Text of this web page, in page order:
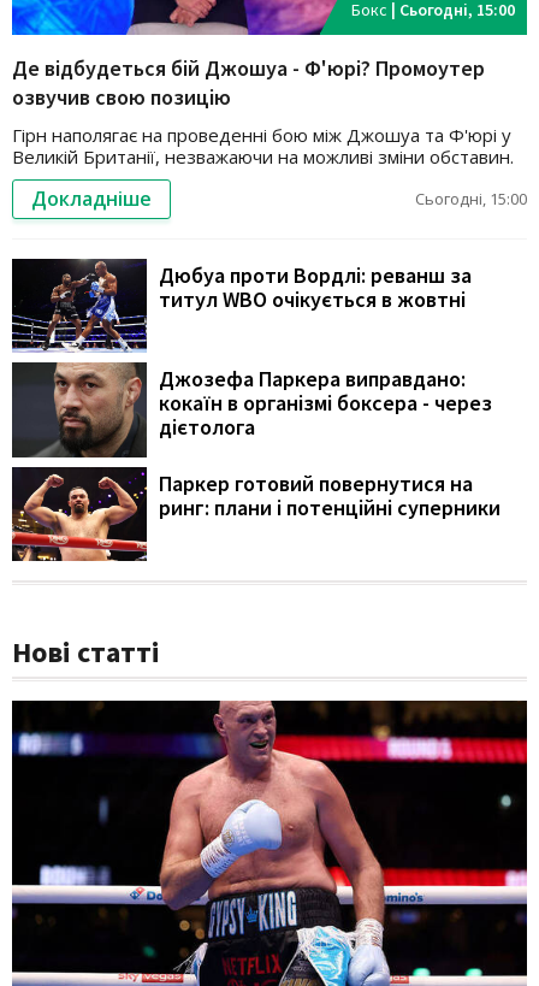
Бокс | Сьогодні, 15:00
Де відбудеться бій Джошуа - Ф'юрі? Промоутер
озвучив свою позицію
Гірн наполягає на проведенні бою між Джошуа та Ф'юрі у
Великій Британії, незважаючи на можливі зміни обставин.
Докладніше Сьогодні, 15:00
Дюбуа проти Вордлі: реванш за
титул WBO очікується в жовтні
Джозефа Паркера виправдано:
кокаїн в організмі боксера - через
дієтолога
Паркер готовий повернутися на
ринг: плани і потенційні суперники
Нові статті